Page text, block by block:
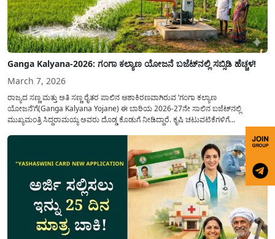
Ganga Kalyana-2026: ಗಂಗಾ ಕಲ್ಯಾಣ ಯೋಜನೆ ಬಜೆಟ್‌ನಲ್ಲಿ ಸಬ್ಸಿಡಿ ಹೆಚ್ಚಳ!
March 7, 2026
ರಾಜ್ಯದ ಸಣ್ಣ ಮತ್ತು ಅತಿ ಸಣ್ಣ ರೈತರ ಪಾಲಿನ ಆಶಾಕಿರಣವಾಗಿರುವ ‘ಗಂಗಾ ಕಲ್ಯಾಣ
ಯೋಜನೆ’ಗೆ(Ganga Kalyana Yojane) ಈ ಬಾರಿಯ 2026-27ನೇ ಸಾಲಿನ ಬಜೆಟ್‌ನಲ್ಲಿ
ಮುಖ್ಯಮಂತ್ರಿ ಸಿದ್ದರಾಮಯ್ಯ ಅವರು ದೊಡ್ಡ ಕೊಡುಗೆ ನೀಡಿದ್ದಾರೆ. ಕೃಷಿ ಚಟುವಟಿಕೆಗಳಿಗೆ
ಸಮುದಾಯದ ಮುಖದಲ್ಲಿ ಮಂದಹಾಸ ಮೂಡಿಸಿದ್ದಾರೆ. ವಿಶೇಷವಾಗಿ...